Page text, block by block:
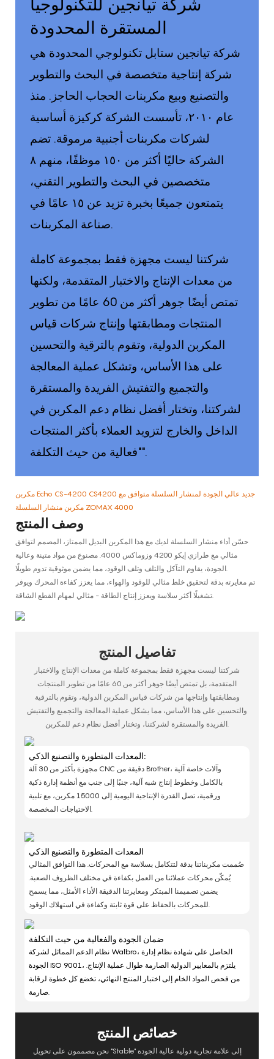
شركة تيانجين للتكنولوجيا
المستقرة المحدودة
شركة تيانجين ستابل تكنولوجي المحدودة هي
شركة إنتاجية متخصصة في البحث والتطوير
والتصنيع وبيع مكربنات الحجاب الحاجز. منذ
عام ٢٠١٠، تأسست الشركة كركيزة أساسية
لشركات مكربنات أجنبية مرموقة. تضم
الشركة حاليًا أكثر من ١٥٠ موظفًا، منهم ٨
متخصصين في البحث والتطوير التقني،
يتمتعون جميعًا بخبرة تزيد عن ١٥ عامًا في
صناعة المكربنات.
شركتنا ليست مجهزة فقط بمجموعة كاملة
من معدات الإنتاج والاختبار المتقدمة، ولكنها
تمتص أيضًا جوهر أكثر من 60 عامًا من تطوير
المنتجات ومطابقتها وإنتاج شركات قياس
المكربن ​​الدولية، وتقوم بالترقية والتحسين
على هذا الأساس، وتشكل عملية المعالجة
والتجميع والتفتيش الفريدة والمستقرة
لشركتنا، وتختار أفضل نظام دعم المكربن ​​في
الداخل والخارج لتزويد العملاء بأكثر المنتجات
"فعالية من حيث التكلفة".
مكربن ​​Echo CS-4200 CS4200 جديد عالي الجودة لمنشار السلسلة متوافق مع
مكربن ​​منشار السلسلة ZOMAX 4000
وصف المنتج
حسّن أداء منشار السلسلة لديك مع هذا المكربن ​​البديل الممتاز، المصمم لتوافق
مثالي مع طرازي إيكو 4200 وزوماكس 4000. مصنوع من مواد متينة وعالية
الجودة، يقاوم التآكل والتلف وتلف الوقود، مما يضمن موثوقية تدوم طويلًا.
تم معايرته بدقة لتحقيق خلط مثالي للوقود والهواء، مما يعزز كفاءة المحرك ويوفر
تشغيلًا أكثر سلاسة ويعزز إنتاج الطاقة - مثالي لمهام القطع الشاقة.
تفاصيل المنتج
شركتنا ليست مجهزة فقط بمجموعة كاملة من معدات الإنتاج والاختبار
المتقدمة، بل تمتص أيضًا جوهر أكثر من 60 عامًا من تطوير المنتجات
ومطابقتها وإنتاجها من شركات قياس المكربن ​​الدولية، وتقوم بالترقية
والتحسين على هذا الأساس، مما يشكل عملية المعالجة والتجميع والتفتيش
الفريدة والمستقرة لشركتنا، وتختار أفضل نظام دعم للمكربن.
المعدات المتطورة والتصنيع الذكي:
مجهزة بأكثر من 30 آلة CNC دقيقة من Brother، وآلات خاصة آلية
بالكامل وخطوط إنتاج شبه آلية، جنبًا إلى جنب مع أنظمة إدارة ذكية
ورقمية، تصل القدرة الإنتاجية اليومية إلى 15000 مكربن، مع تلبية
الاحتياجات المخصصة.
المعدات المتطورة والتصنيع الذكي
صُممت مكربناتنا بدقة لتتكامل بسلاسة مع المحركات. هذا التوافق المثالي
يُمكّن محركات عملائنا من العمل بكفاءة في مختلف الظروف الصعبة.
يضمن تصميمنا المبتكر ومعايرتنا الدقيقة الأداء الأمثل، مما يسمح
ضمان الجودة والفعالية من حيث التكلفة
نظام الدعم المماثل لشركة Walbro، الحاصل على شهادة نظام إدارة
الجودة ISO 9001، يلتزم بالمعايير الدولية الصارمة طوال عملية الإنتاج.
من فحص المواد الخام إلى اختبار المنتج النهائي، تخضع كل خطوة لرقابة
صارمة.
خصائص المنتج
نحن مصممون على تحويل "Stable" إلى علامة تجارية دولية عالية الجودة